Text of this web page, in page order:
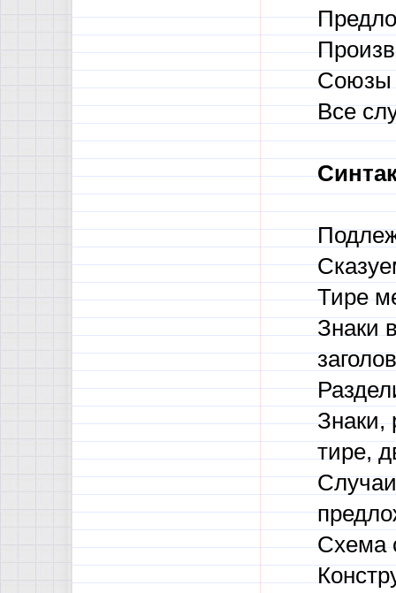
Союзы
Все
Тире
Знаки
Знаки,
тире,
Схема